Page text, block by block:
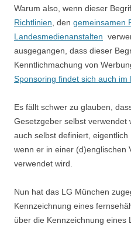
Warum also, wenn dieser
Richtlinien , den gemeinsamen
Landesmedienanstalten
ausgegangen, dass dieser
Kenntlichmachung von
Sponsoring findet sich auch im
Es fällt schwer zu glauben,
Gesetzgeber selbst
auch selbst definiert,
wenn er in einer (d)englischen
verwendet wird.
Nun hat das LG München
Kennzeichnung eines
über die Kennzeichnung eines